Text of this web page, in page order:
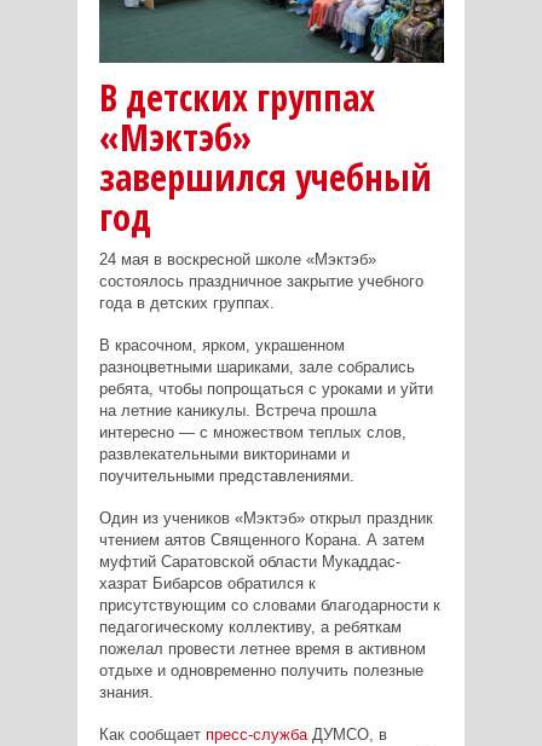
В детских группах
«Мэктэб»
завершился учебный
год
24 мая в воскресной школе «Мэктэб»
состоялось праздничное закрытие учебного
года в детских группах.
В красочном, ярком, украшенном
разноцветными шариками, зале собрались
ребята, чтобы попрощаться с уроками и уйти
на летние каникулы. Встреча прошла
интересно — с множеством теплых слов,
развлекательными викторинами и
поучительными представлениями.
Один из учеников «Мэктэб» открыл праздник
чтением аятов Священного Корана. А затем
муфтий Саратовской области Мукаддас-
хазрат Бибарсов обратился к
присутствующим со словами благодарности к
педагогическому коллективу, а ребяткам
пожелал провести летнее время в активном
отдыхе и одновременно получить полезные
знания.
Как сообщает пресс-службаДУМСО, в